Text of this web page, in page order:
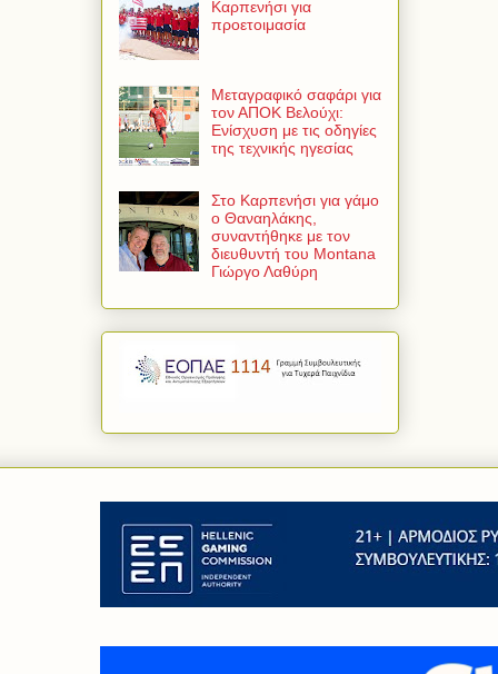
Καρπενήσι για
προετοιμασία
Μεταγραφικό σαφάρι για
τον ΑΠΟΚ Βελούχι:
Ενίσχυση με τις οδηγίες
της τεχνικής ηγεσίας
Στο Καρπενήσι για γάμο
ο Θαναηλάκης,
συναντήθηκε με τον
διευθυντή του Montana
Γιώργο Λαθύρη